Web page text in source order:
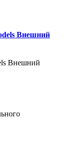
Внешний
Внешний